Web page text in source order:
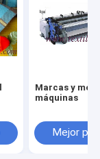
Marcas y
máquinas
Mejor